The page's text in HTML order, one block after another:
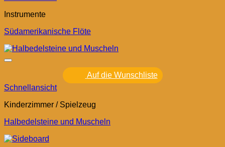
Instrumente
Südamerikanische Flöte
Auf die Wunschliste
Schnellansicht
Kinderzimmer / Spielzeug
Halbedelsteine und Muscheln